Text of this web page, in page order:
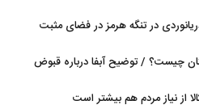
در تنگه هرمز در فضای مثبت
چیست؟ / توضیح آبفا درباره قبوض
از نیاز مردم هم بیشتر است